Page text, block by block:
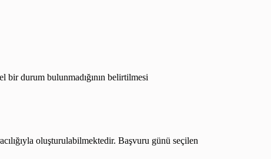
bir durum bulunmadığının belirtilmesi
oluşturulabilmektedir. Başvuru günü seçilen